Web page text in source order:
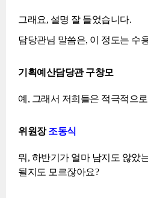
그래요, 설명 잘 들었습니다.
담당관님 말씀은, 이 정도는 수
기획예산담당관 구창모
예, 그래서 저희들은 적극적으
위원장조동식
뭐, 하반기가 얼마 남지도 않았
될지도 모르잖아요?